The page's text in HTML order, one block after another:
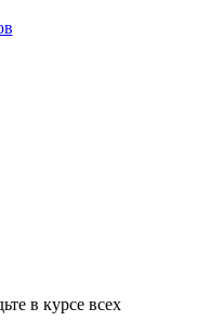
в курсе всех